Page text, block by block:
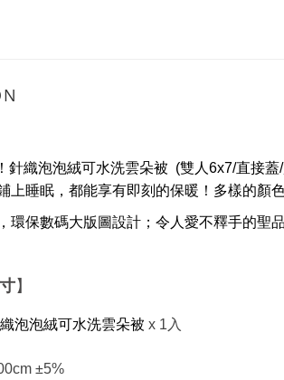
針織泡泡絨可水洗雲朵被 (雙人6x7/直接
上睡眠，都能享有即刻的保暖！多樣的顏
環保數碼大版圖設計；令人愛不釋手的聖
】
泡泡絨可水洗雲朵被 x 1入
±5%